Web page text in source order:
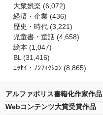
大衆娯楽 (6,072)
経済・企業 (436)
歴史・時代 (3,221)
児童書・童話 (4,658)
絵本 (1,047)
BL (31,416)
ｴｯｾｲ・ﾉﾝﾌｨｸｼｮﾝ (8,865)
アルファポリス書籍化作家作品
Webコンテンツ大賞受賞作品